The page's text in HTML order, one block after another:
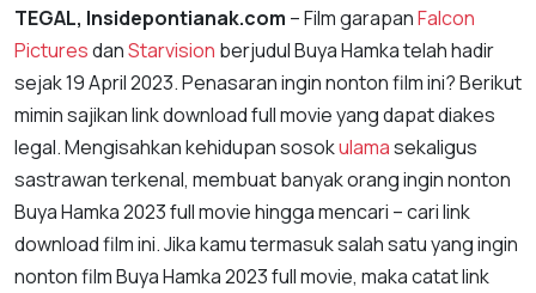
TEGAL, Insidepontianak.com – Film garapanFalcon
PicturesdanStarvision berjudul Buya Hamka telah hadir
sejak 19 April 2023. Penasaran ingin nonton film ini? Berikut
mimin sajikan link download full movie yang dapat diakes
legal. Mengisahkan kehidupan sosokulamasekaligus
sastrawan terkenal, membuat banyak orang ingin nonton
Buya Hamka 2023 full movie hingga mencari – cari link
download film ini. Jika kamu termasuk salah satu yang ingin
nonton film Buya Hamka 2023 full movie, maka catat link